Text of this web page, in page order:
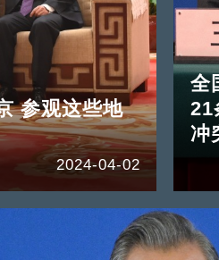
参观这些地
2024-04-02
全
21
冲